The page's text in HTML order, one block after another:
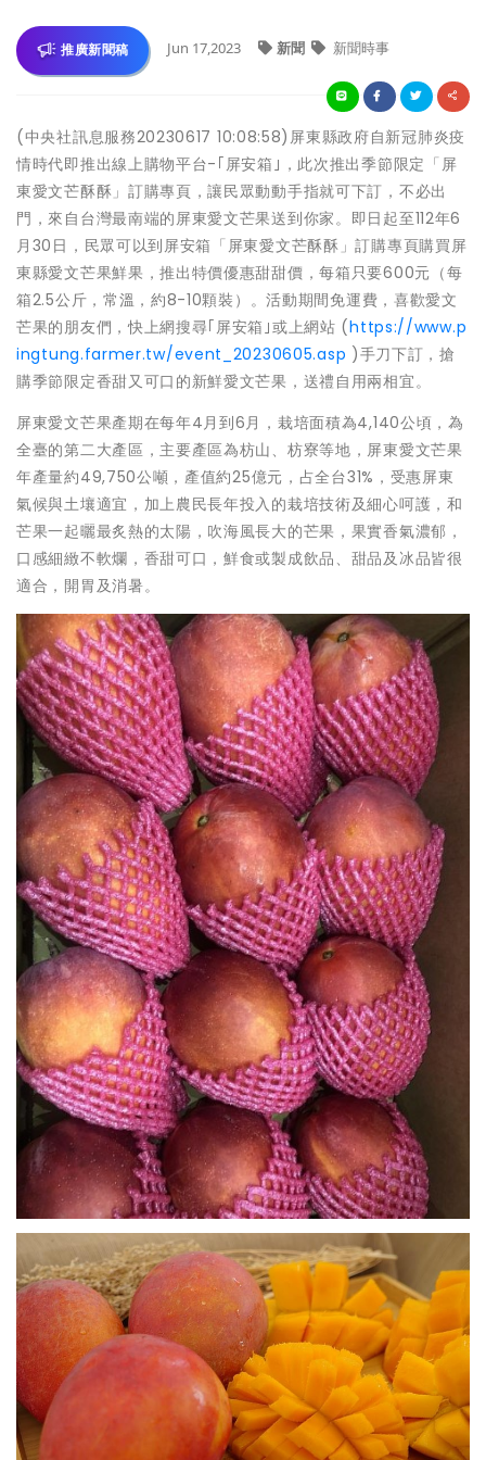
推廣新聞稿 Jun 17,2023 新聞 新聞時事
(中央社訊息服務20230617 10:08:58)屏東縣政府自新冠肺炎疫
情時代即推出線上購物平台-｢屏安箱｣，此次推出季節限定「屏
東愛文芒酥酥」訂購專頁，讓民眾動動手指就可下訂，不必出
門，來自台灣最南端的屏東愛文芒果送到你家。即日起至112年6
月30日，民眾可以到屏安箱「屏東愛文芒酥酥」訂購專頁購買屏
東縣愛文芒果鮮果，推出特價優惠甜甜價，每箱只要600元（每
箱2.5公斤，常溫，約8-10顆裝）。活動期間免運費，喜歡愛文
芒果的朋友們，快上網搜尋｢屏安箱｣或上網站 (https://www.p
ingtung.farmer.tw/event_20230605.asp )手刀下訂，搶
購季節限定香甜又可口的新鮮愛文芒果，送禮自用兩相宜。
屏東愛文芒果產期在每年4月到6月，栽培面積為4,140公頃，為
全臺的第二大產區，主要產區為枋山、枋寮等地，屏東愛文芒果
年產量約49,750公噸，產值約25億元，占全台31%，受惠屏東
氣候與土壤適宜，加上農民長年投入的栽培技術及細心呵護，和
芒果一起曬最炙熱的太陽，吹海風長大的芒果，果實香氣濃郁，
口感細緻不軟爛，香甜可口，鮮食或製成飲品、甜品及冰品皆很
適合，開胃及消暑。